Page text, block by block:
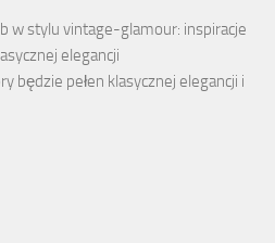
w stylu vintage-glamour: inspiracje
elegancji
będzie pełen klasycznej elegancji i